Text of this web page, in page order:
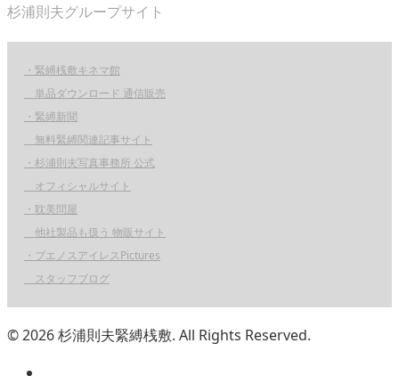
杉浦則夫グループサイト
・緊縛桟敷キネマ館
単品ダウンロード 通信販売
・緊縛新聞
無料緊縛関連記事サイト
・杉浦則夫写真事務所 公式
オフィシャルサイト
・耽美問屋
他社製品も扱う 物販サイト
・ブエノスアイレスPictures
スタッフブログ
© 2026 杉浦則夫緊縛桟敷. All Rights Reserved.